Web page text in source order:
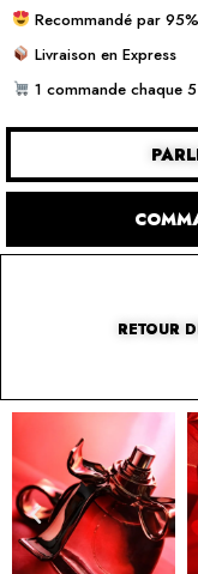
Recommandé par
Livraison en Express
1 commande chaque
RETOUR